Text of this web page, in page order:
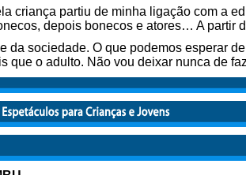
criança partiu de minha ligação com a
depois bonecos e atores… A partir
da sociedade. O que podemos esperar
que o adulto. Não vou deixar nunca de